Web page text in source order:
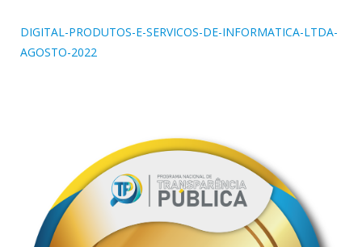
DIGITAL-PRODUTOS-E-SERVICOS-DE-INFORMATICA-LTDA-
AGOSTO-2022